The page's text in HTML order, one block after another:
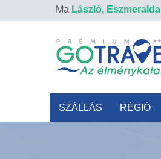
Ma László, Eszmeralda
SZÁLLÁS RÉGIÓ